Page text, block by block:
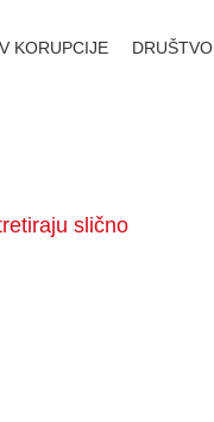
KORUPCIJE DRUŠTVO
slično